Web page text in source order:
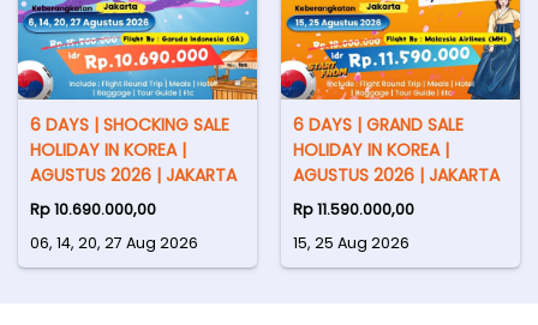
6 DAYS | SHOCKING SALE
HOLIDAY IN KOREA |
AGUSTUS 2026 | JAKARTA
Rp 10.690.000,00
06, 14, 20, 27 Aug 2026
6 DAYS | GRAND SALE
HOLIDAY IN KOREA |
AGUSTUS 2026 | JAKARTA
Rp 11.590.000,00
15, 25 Aug 2026